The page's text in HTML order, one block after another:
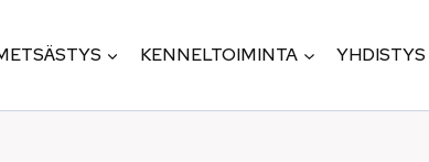
KENNELTOIMINTA YHDISTYS